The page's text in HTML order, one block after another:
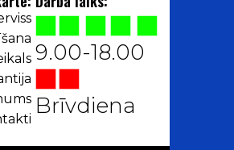
Brīvdiena
9.00-18.00